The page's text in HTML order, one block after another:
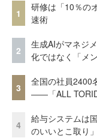
1
研修は「10％の
速術
2
生成AIがマネジ
化ではなく「メ
3
全国の社員2400
――「ALL
4
給与システムは
のいいとこ取り